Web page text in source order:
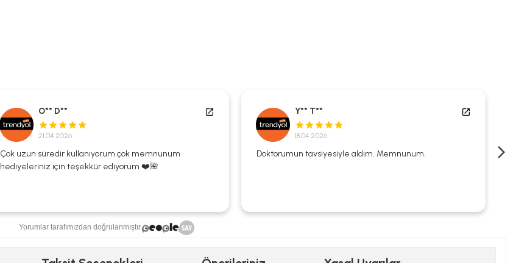
O** D**
21.04.2026
Çok uzun süredir kullanıyorum çok memnunum
hediyeleriniz için teşekkür ediyorum ❤️🌺
Y** T**
18.04.2026
Doktorumun tavsiyesiyle aldım. Memnunum.
Yorumlar tarafımızdan doğrulanmıştır.